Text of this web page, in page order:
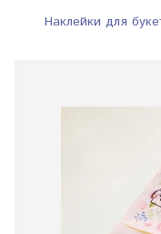
Наклейки для